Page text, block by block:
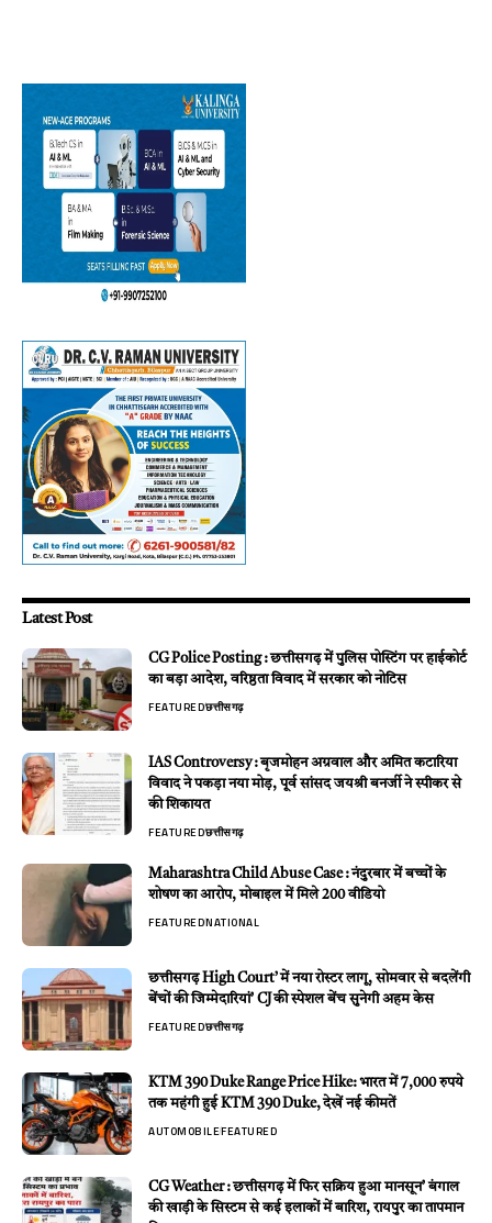
Latest Post
CG Police Posting : छत्तीसगढ़ में पुलिस पोस्टिंग पर हाईकोर्ट
का बड़ा आदेश, वरिष्ठता विवाद में सरकार को नोटिस
FEATUREDछत्तीसगढ़
IAS Controversy : बृजमोहन अग्रवाल और अमित कटारिया
विवाद ने पकड़ा नया मोड़, पूर्व सांसद जयश्री बनर्जी ने स्पीकर से
की शिकायत
FEATUREDछत्तीसगढ़
Maharashtra Child Abuse Case : नंदुरबार में बच्चों के
शोषण का आरोप, मोबाइल में मिले 200 वीडियो
FEATUREDNATIONAL
छत्तीसगढ़ High Court’ में नया रोस्टर लागू, सोमवार से बदलेंगी
बेंचों की जिम्मेदारियां’ CJ की स्पेशल बेंच सुनेगी अहम केस
FEATUREDछत्तीसगढ़
KTM 390 Duke Range Price Hike: भारत में 7,000 रुपये
तक महंगी हुई KTM 390 Duke, देखें नई कीमतें
AUTOMOBILEFEATURED
CG Weather : छत्तीसगढ़ में फिर सक्रिय हुआ मानसून’ बंगाल
की खाड़ी के सिस्टम से कई इलाकों में बारिश, रायपुर का तापमान